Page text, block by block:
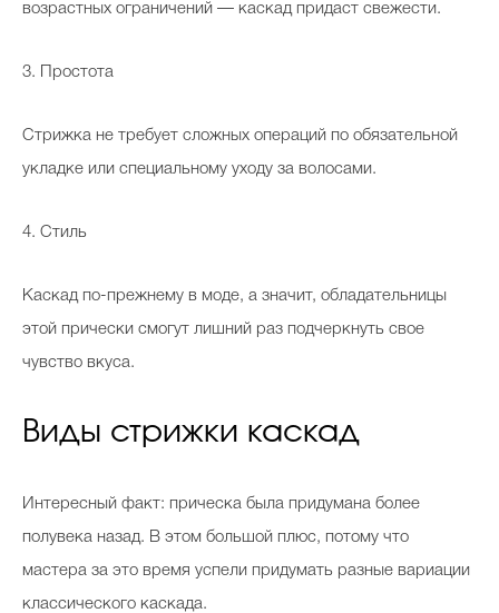
возрастных ограничений — каскад придаст свежести.
3. Простота
Стрижка не требует сложных операций по обязательной
укладке или специальному уходу за волосами.
4. Стиль
Каскад по-прежнему в моде, а значит, обладательницы
этой прически смогут лишний раз подчеркнуть свое
чувство вкуса.
Виды стрижки каскад
Интересный факт: прическа была придумана более
полувека назад. В этом большой плюс, потому что
мастера за это время успели придумать разные вариации
классического каскада.